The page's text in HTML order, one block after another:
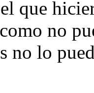
que
no
no lo